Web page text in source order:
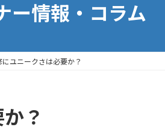
ー情報・コラム
ユニークさは必要か？
？